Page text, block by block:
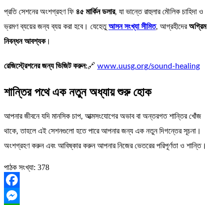
প্রতি সেশনের অংশগ্রহণ ফি ৪৫ মার্কিন ডলার, যা ভান্তে রাহুলার মৌলিক চাহিদা ও
ভ্রমণ ব্যয়ের জন্য ব্যয় করা হবে। যেহেতুআসন সংখ্যা সীমিত, আগ্রহীদেরঅগ্রিম
নিবন্ধন আবশ্যক।
রেজিস্ট্রেশনের জন্য ভিজিট করুন:🔗 www.uusg.org/sound-healing
শান্তির পথে এক নতুন অধ্যায় শুরু হোক
আপনার জীবনে যদি মানসিক চাপ, আত্মসংযোগের অভাব বা অন্তরগত শান্তির খোঁজ
থাকে, তাহলে এই সেশনগুলো হতে পারে আপনার জন্য এক নতুন দিগন্তের সূচনা।
অংশগ্রহণ করুন এবং আবিষ্কার করুন আপনার নিজের ভেতরের পরিপূর্ণতা ও শান্তি।
পাঠক সংখ্যা: 378
Facebook